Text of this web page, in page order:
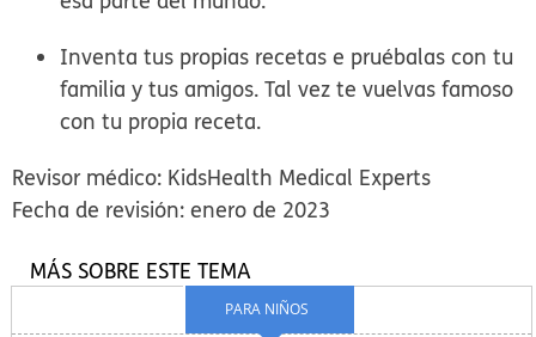
Inventa tus propias recetas e pruébalas con tu
familia y tus amigos. Tal vez te vuelvas famoso
con tu propia receta.
Revisor médico: KidsHealth Medical Experts
Fecha de revisión: enero de 2023
PARA NIÑOS
MÁS SOBRE ESTE TEMA